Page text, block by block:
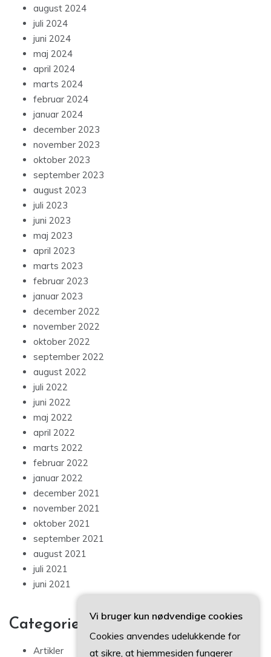
august 2024
juli 2024
juni 2024
maj 2024
april 2024
marts 2024
februar 2024
januar 2024
december 2023
november 2023
oktober 2023
september 2023
august 2023
juli 2023
juni 2023
maj 2023
april 2023
marts 2023
februar 2023
januar 2023
december 2022
november 2022
oktober 2022
september 2022
august 2022
juli 2022
juni 2022
maj 2022
april 2022
marts 2022
februar 2022
januar 2022
december 2021
november 2021
oktober 2021
september 2021
august 2021
juli 2021
juni 2021
Categories
Artikler
Vi bruger kun nødvendige cookies
Cookies anvendes udelukkende for
at sikre, at hjemmesiden fungerer